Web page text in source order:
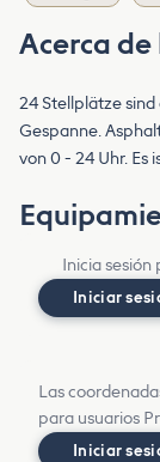
Acerca
24 Stellplätze
Gespanne.
von 0 - 24 Uhr. Es
Inicia
Iniciar
Las
para usuarios
Iniciar